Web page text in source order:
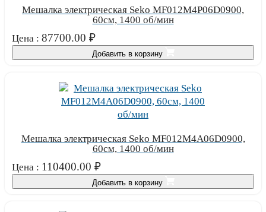
Мешалка электрическая Seko MF012M4P06D0900,
60см, 1400 об/мин
Цена : 87700.00 ₽
Добавить в корзину
Мешалка электрическая Seko MF012M4A06D0900,
60см, 1400 об/мин
Цена : 110400.00 ₽
Добавить в корзину